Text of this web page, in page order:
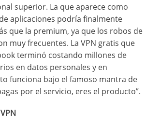
superior. La que aparece como
aplicaciones podría finalmente
que la premium, ya que los robos de
muy frecuentes. La VPN gratis que
terminó costando millones de
en datos personales y en
funciona bajo el famoso mantra de
por el servicio, eres el producto”.